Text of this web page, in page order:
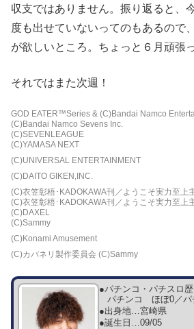
収支ではありません。振り返ると、
度も出せていないってのもあるので
が欲しいところ。ちょっと６月頑張
それではまた次週！
GOD EATER™Series & (C)Bandai Namco
(C)Bandai Namco Sevens Inc.
(C)SEVENLEAGUE
(C)YAMASA NEXT
(C)UNIVERSAL ENTERTAINMENT
(C)DAITO GIKEN,INC.
(C)衣笠彰梧･KADOKAWA刊／ようこそ実力至上
(C)衣笠彰梧･KADOKAWA刊／ようこそ実力至上
(C)DAXEL
(C)Sammy
(C)Konami Amusement
(C)カバネリ製作委員会 (C)Sammy
●パチンコ・パチスロ
パチンコ ほぼ0／パ
●出身地…宮崎県
●誕生日…09/05